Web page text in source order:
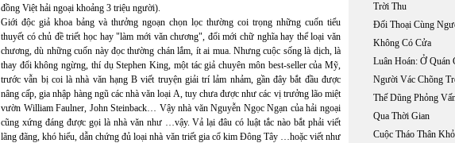
Trời Thu
Không Có Cửa
Luân Hoán: Ở Quán
Người Vác Chõng
Qua Thời Gian
Cuộc Tháo Thân
đồng Việt hải ngoại khoảng 3 triệu người).
Giới độc giả khoa bảng và thưởng ngoạn chọn lọc thường coi trọng những cuốn tiểu
thuyết có chủ đề triết học hay "làm mới văn chương", đổi mới chữ nghĩa hay thể loại văn
chương, dù những cuốn này đọc thường chán lắm, ít ai mua. Nhưng cuộc sống là dịch, là
thay đổi không ngừng, thí dụ Stephen King, một tác giả chuyên môn best-seller của Mỹ,
trước vẫn bị coi là nhà văn hạng B viết truyện giải trí lảm nhảm, gần đây bắt đầu được
nâng cấp, gia nhập hàng ngũ các nhà văn loại A, tuy chưa được như các vị trưởng lão miệt
vườn William Faulner, John Steinback… Vậy nhà văn Nguyễn Ngọc Ngạn của hải ngoại
cũng xứng đáng được gọi là nhà văn như …vậy. Vả lại đâu có luật tắc nào bắt phải viết
lãng đãng, khó hiểu, dẫn chứng đủ loại nhà văn triết gia cổ kim Đông Tây …hoặc viết như